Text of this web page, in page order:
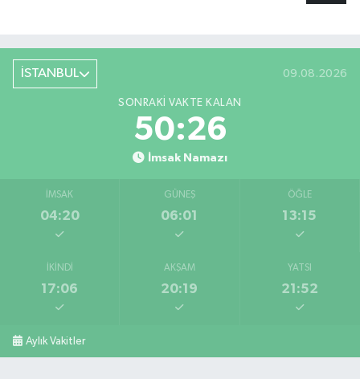
İSTANBUL 09.08.2026
SONRAKI VAKTE KALAN
50:25
İmsak Namazı
İMSAK
04:20
GÜNEŞ
06:01
ÖĞLE
13:15
İKINDI
17:06
AKŞAM
20:19
YATSI
21:52
Aylık Vakitler